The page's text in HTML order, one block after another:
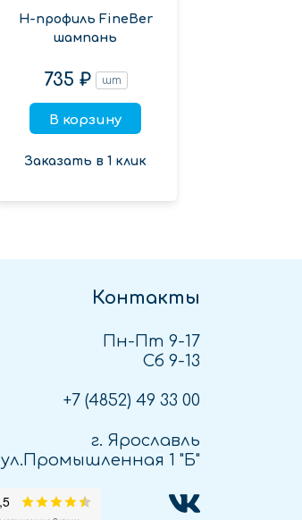
Н-профиль FineBer
шампань
735 ₽ шт
В корзину
Заказать в 1 клик
Контакты
Пн-Пт 9-17
Сб 9-13
+7 (4852) 49 33 00
г. Ярославль
ул.Промышленная 1 "Б"